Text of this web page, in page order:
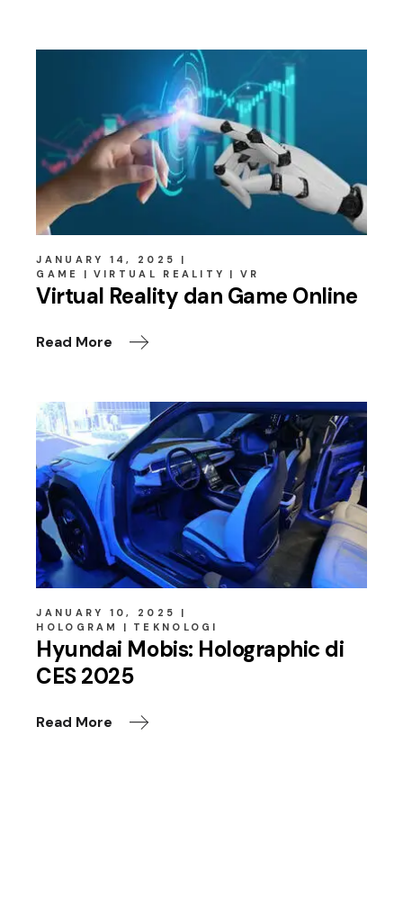
JANUARY 14, 2025
GAME
VIRTUAL REALITY VR
Virtual Reality dan Game Online
Read More
JANUARY 10, 2025
HOLOGRAM
TEKNOLOGI
Hyundai Mobis: Holographic di
CES 2025
Read More